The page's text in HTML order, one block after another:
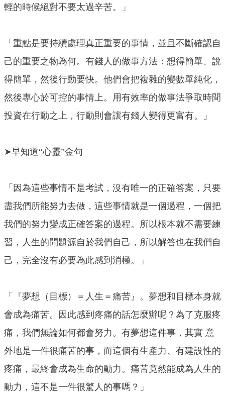
輕的時候絕對不要太過辛苦。」
「重點是要持續處理真正重要的事情，並且不斷確認自
己的重要之物為何。有錢人的做事方法：想得簡單、說
得簡單，然後行動要快。他們會把複雜的變數單純化，
然後專心於可控的事情上。用有效率的做事法爭取時間
投資在行動之上，行動則會讓有錢人變得更富有。」
➤早知道“心靈”金句
「因為這些事情不是考試，沒有唯一的正確答案，只要
盡我們所能努力去做，這些事情就是一個過程，一個把
我們的努力變成正確答案的過程。所以根本就不需要練
習，人生的問題源自於我們自己，所以解答也在我們自
己，完全沒有必要為此感到消極。」
「『夢想（目標）＝人生＝痛苦』。夢想和目標本身就
會成為痛苦。因此感到疼痛的話怎麼辦呢？為了克服疼
痛，我們無論如何都會努力。有夢想這件事，其實 意
外地是一件很痛苦的事，而這個有生產力、有建設性的
疼痛，最終會成為生命的動力。痛苦竟然能成為人生的
動力，這不是一件很驚人的事嗎？」